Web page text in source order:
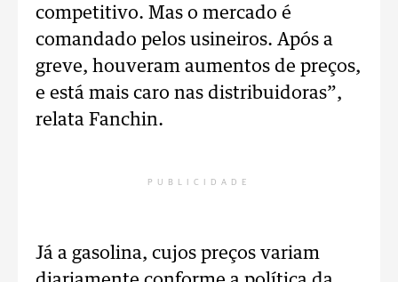
competitivo. Mas o mercado é
comandado pelos usineiros. Após a
greve, houveram aumentos de preços,
e está mais caro nas distribuidoras”,
relata Fanchin.
PUBLICIDADE
Já a gasolina, cujos preços variam